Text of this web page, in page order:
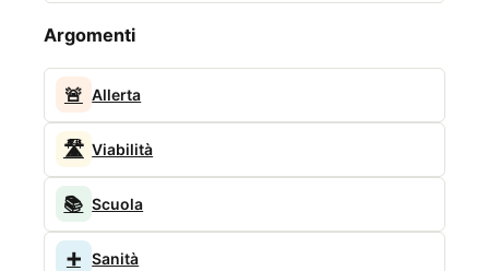
Argomenti
🚨 Allerta
🛣️ Viabilità
📚 Scuola
➕ Sanità